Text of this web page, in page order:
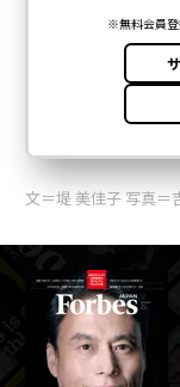
文＝堤 美佳子 写真＝